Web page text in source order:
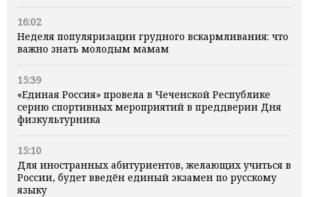
16:02
Неделя популяризации грудного вскармливания: что
важно знать молодым мамам
15:39
«Единая Россия» провела в Чеченской Республике
серию спортивных мероприятий в преддверии Дня
физкультурника
15:10
Для иностранных абитуриентов, желающих учиться в
России, будет введён единый экзамен по русскому
языку